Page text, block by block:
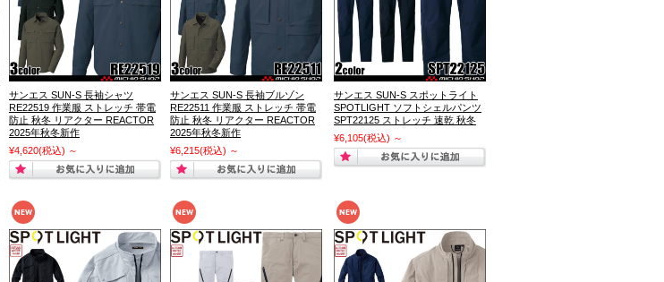
サンエス SUN-S 長袖シャツ
RE22519 作業服 ストレッチ 帯電
防止 秋冬 リアクター REACTOR
2025年秋冬新作
¥4,620(税込) ～
サンエス SUN-S 長袖ブルゾン
RE22511 作業服 ストレッチ 帯電
防止 秋冬 リアクター REACTOR
2025年秋冬新作
¥6,215(税込) ～
サンエス SUN-S スポットライト
SPOTLIGHT ソフトシェルパンツ
SPT22125 ストレッチ 速乾 秋冬
¥6,105(税込) ～